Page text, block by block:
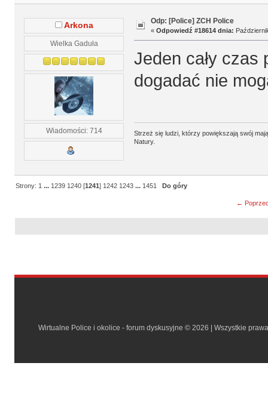
Arkona
Wielka Gaduła
Wiadomości: 714
Odp: [Police] ZCH Police
« Odpowiedź #18614 dnia:
Jeden cały czas
dogadać nie
Strzeż się ludzi, którzy powiększają swój
Natury.
Strony: 1 ... 1239 1240 [1241] 1242 1243 ... 1451 Do góry
←
Wirtualne Police i okolice - forum dyskusyjne © 2026 | Wszystkie